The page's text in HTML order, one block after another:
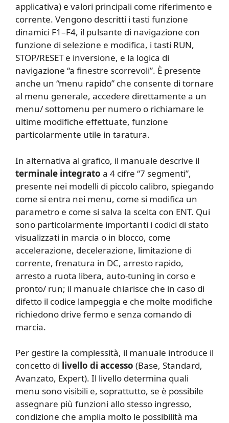
applicativa) e valori principali come riferimento e
corrente. Vengono descritti i tasti funzione
dinamici F1–F4, il pulsante di navigazione con
funzione di selezione e modifica, i tasti RUN,
STOP/RESET e inversione, e la logica di
navigazione “a finestre scorrevoli”. È presente
anche un “menu rapido” che consente di tornare
al menu generale, accedere direttamente a un
menu/ sottomenu per numero o richiamare le
ultime modifiche effettuate, funzione
particolarmente utile in taratura.
In alternativa al grafico, il manuale descrive il
terminale integrato a 4 cifre “7 segmenti”,
presente nei modelli di piccolo calibro, spiegando
come si entra nei menu, come si modifica un
parametro e come si salva la scelta con ENT. Qui
sono particolarmente importanti i codici di stato
visualizzati in marcia o in blocco, come
accelerazione, decelerazione, limitazione di
corrente, frenatura in DC, arresto rapido,
arresto a ruota libera, auto-tuning in corso e
pronto/ run; il manuale chiarisce che in caso di
difetto il codice lampeggia e che molte modifiche
richiedono drive fermo e senza comando di
marcia.
Per gestire la complessità, il manuale introduce il
concetto di livello di accesso (Base, Standard,
Avanzato, Expert). Il livello determina quali
menu sono visibili e, soprattutto, se è possibile
assegnare più funzioni allo stesso ingresso,
condizione che amplia molto le possibilità ma